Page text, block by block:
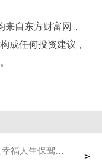
自东方财富网，
成任何投资建议，
福人生保驾护航
>